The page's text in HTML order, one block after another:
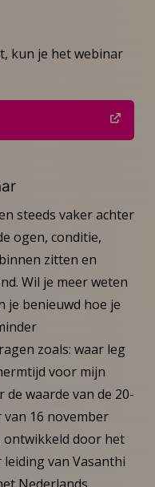
kun je het webinar
steeds vaker achter
ogen, conditie,
zitten en
Wil je meer weten
je benieuwd hoe je
zoals: waar leg
voor mijn
de waarde van de 20-
van 16 november
ontwikkeld door het
van Vasanthi